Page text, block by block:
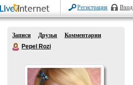
Регистрация Вход
Записи Друзья
Комментарии
Pepel Rozi